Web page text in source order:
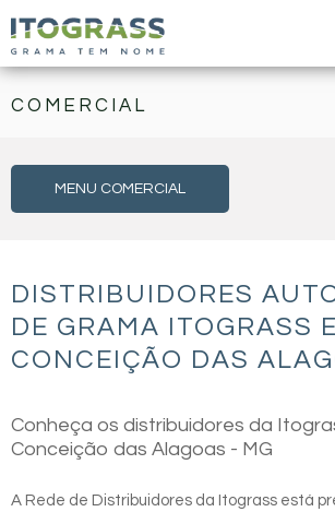
COMERCIAL
MENU COMERCIAL
DISTRIBUIDORES
DE GRAMA ITOGRASS
CONCEIÇÃO DAS
Conheça os distribuidores da
Conceição das Alagoas - MG
A Rede de Distribuidores da Itograss está